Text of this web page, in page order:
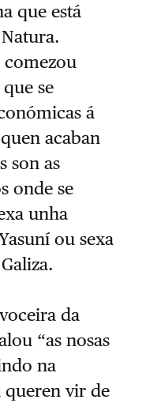
que está
comezou
se
á
acaban
son as
onde se
unha
ou sexa
da
“as nosas
na
queren vir de